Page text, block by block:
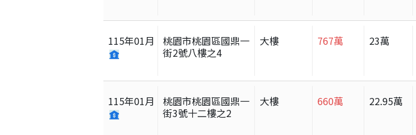
115年01月
桃園市桃園區國鼎一
街2號八樓之4
大樓 767萬 23萬
115年01月
桃園市桃園區國鼎一
街3號十二樓之2
大樓 660萬 22.95萬